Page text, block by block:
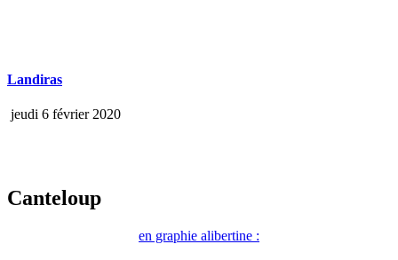
Landiras
jeudi 6 février 2020
Canteloup
en graphie alibertine :